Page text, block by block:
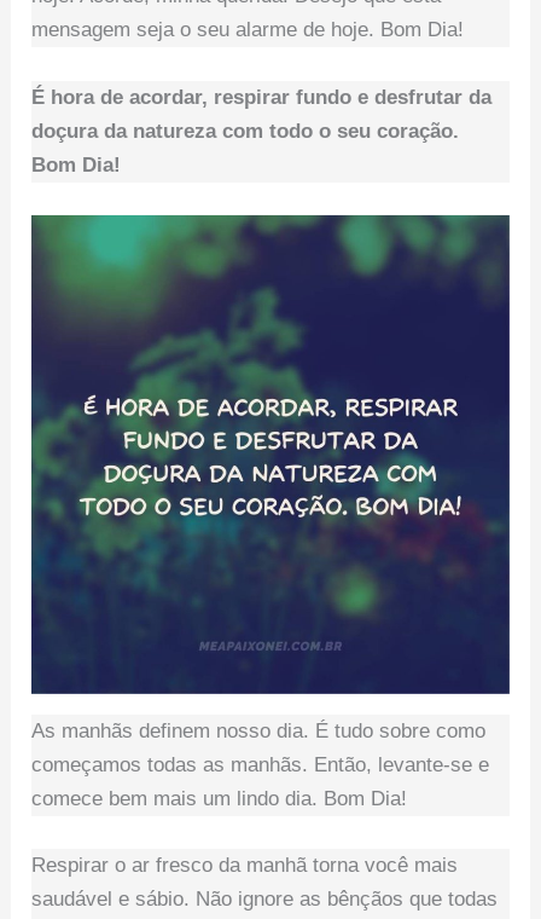
mensagem seja o seu alarme de hoje. Bom Dia!
É hora de acordar, respirar fundo e desfrutar da
doçura da natureza com todo o seu coração.
Bom Dia!
As manhãs definem nosso dia. É tudo sobre como
começamos todas as manhãs. Então, levante-se e
comece bem mais um lindo dia. Bom Dia!
Respirar o ar fresco da manhã torna você mais
saudável e sábio. Não ignore as bênçãos que todas